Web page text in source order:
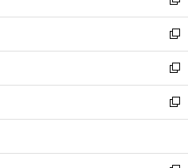
開
く
ウ
で
開
く
ン
ド
ウ
で
開
く
ウ
ィ
ン
ド
ウ
で
開
新
し
い
ウ
ィ
ン
ド
ウ
開
新
し
い
ウ
ィ
ン
ウ
新
し
い
ウ
ン
新
し
ウ